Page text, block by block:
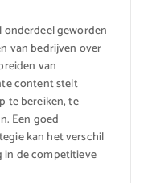
onderdeel geworden
van bedrijven over
van
content stelt
te bereiken, te
Een goed
kan het verschil
in de competitieve